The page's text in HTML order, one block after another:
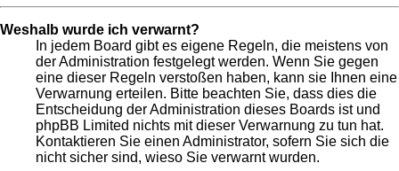
Weshalb wurde ich verwarnt?
In jedem Board gibt es eigene Regeln, die meistens von
der Administration festgelegt werden. Wenn Sie gegen
eine dieser Regeln verstoßen haben, kann sie Ihnen eine
Verwarnung erteilen. Bitte beachten Sie, dass dies die
Entscheidung der Administration dieses Boards ist und
phpBB Limited nichts mit dieser Verwarnung zu tun hat.
Kontaktieren Sie einen Administrator, sofern Sie sich die
nicht sicher sind, wieso Sie verwarnt wurden.